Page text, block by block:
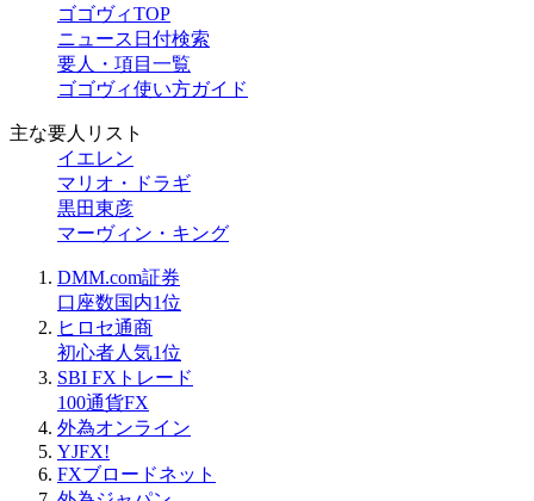
ゴゴヴィTOP
ニュース日付検索
要人・項目一覧
ゴゴヴィ使い方ガイド
主な要人リスト
イエレン
マリオ・ドラギ
黒田東彦
マーヴィン・キング
DMM.com証券
口座数国内1位
ヒロセ通商
初心者人気1位
SBI FXトレード
100通貨FX
外為オンライン
YJFX!
FXブロードネット